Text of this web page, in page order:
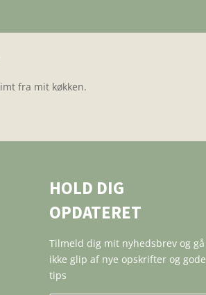
fra mit køkken.
HOLD DIG
OPDATERET
Tilmeld dig mit nyhedsbrev og gå
ikke glip af nye opskrifter og gode
tips